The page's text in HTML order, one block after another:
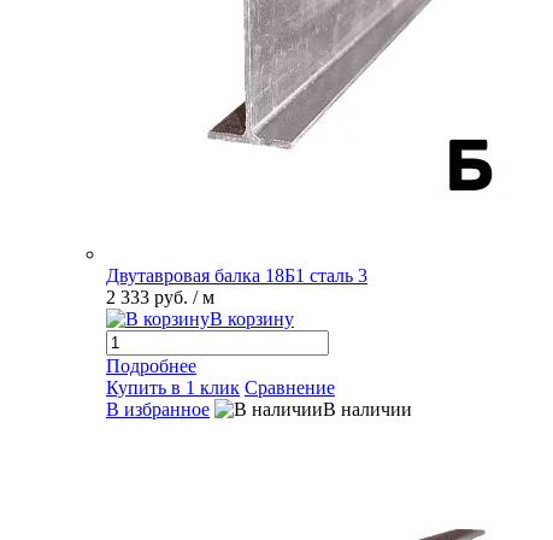
Двутавровая балка 18Б1 сталь 3
2 333 руб. / м
В корзину
Подробнее
Купить в 1 клик Сравнение
В избранное
В наличии